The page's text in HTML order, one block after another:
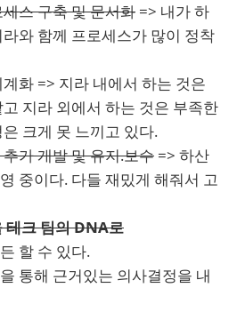
스 구축 및 문서화 => 내가 하
와 함께 프로세스가 많이 정착
화 => 지라 내에서 하는 것은
지라 외에서 하는 것은 부족한
크게 못 느끼고 있다.
가 개발 및 유지.보수 => 하산
중이다. 다들 재밌게 해줘서 고
테크 팀의 DNA로
할 수 있다.
통해 근거있는 의사결정을 내